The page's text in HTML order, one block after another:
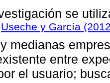
se
Useche y García
medianas
entre
el usuario;